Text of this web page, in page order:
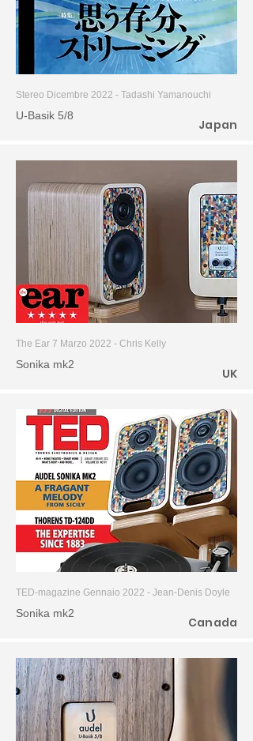
Stereo Dicembre 2022 - Tadashi Yamanouchi
U-Basik 5/8
Japan
The Ear 7 Marzo 2022 - Chris Kelly
Sonika mk2
UK
TED-magazine Gennaio 2022 - Jean-Denis Doyle
Sonika mk2
Canada